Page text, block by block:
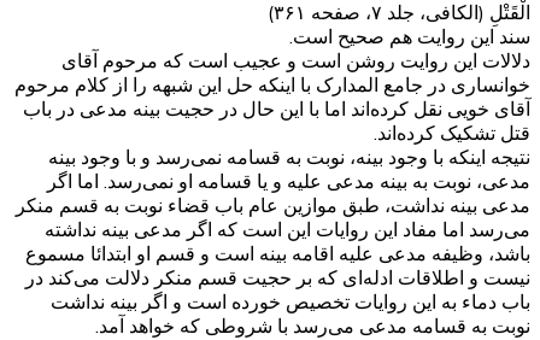
الْقَتْلِ‌ (الکافی، جلد ۷، صفحه ۳۶۱)
سند این روایت هم صحیح است.
دلالات این روایت روشن است و عجیب است که مرحوم آقای
خوانساری در جامع المدارک با اینکه حل این شبهه را از کلام مرحوم
آقای خویی نقل کرده‌اند اما با این حال در حجیت بینه مدعی در باب
قتل تشکیک کرده‌اند.
نتیجه اینکه با وجود بینه، نوبت به قسامه نمی‌رسد و با وجود بینه
مدعی، نوبت به بینه مدعی علیه و یا قسامه او نمی‌رسد. اما اگر
مدعی بینه نداشت، طبق موازین عام باب قضاء نوبت به قسم منکر
می‌رسد اما مفاد این روایات این است که اگر مدعی بینه نداشته
باشد، وظیفه مدعی علیه اقامه بینه است و قسم او ابتدائا مسموع
نیست و اطلاقات ادله‌ای که بر حجیت قسم منکر دلالت می‌کند در
باب دماء به این روایات تخصیص خورده است و اگر بینه نداشت
نوبت به قسامه مدعی می‌رسد با شروطی که خواهد آمد.